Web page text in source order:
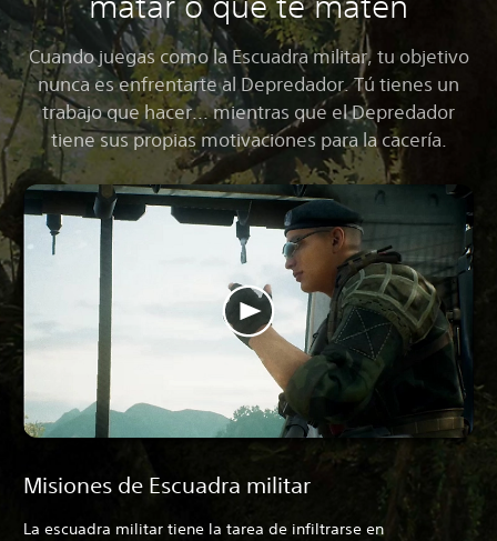
Cuando juegas como la Escuadra militar, tu objetivo
nunca es enfrentarte al Depredador. Tú tienes un
trabajo que hacer... mientras que el Depredador
tiene sus propias motivaciones para la cacería.
Misiones de Escuadra militar
La escuadra militar tiene la tarea de infiltrarse en